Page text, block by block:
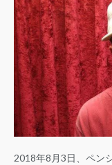
2018年8月3日、ペン